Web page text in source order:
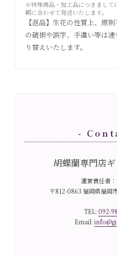
※特殊商品・加工品につきまして
期に合わせて発送いたします。
【返品】生花の性質上、原
の破損や誤字、手違い等は
り替えいたします。
-
胡蝶蘭専門店
運営責任者
〒812-0863 福岡県福岡
TEL: 092-
Email: